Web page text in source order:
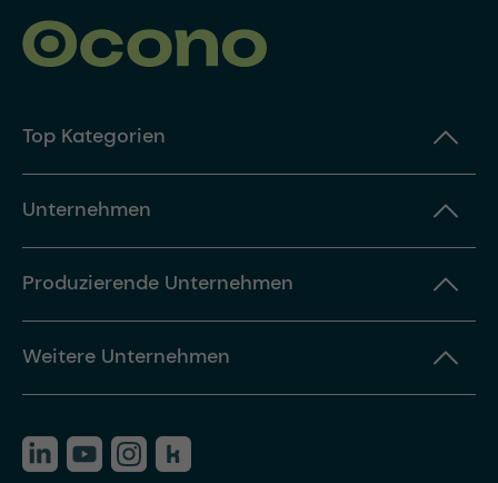
Top Kategorien
Unternehmen
Produzierende Unternehmen
Weitere Unternehmen